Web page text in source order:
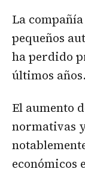
La
pequeños
ha perdido
últimos años.
El aumento
normativas
económicos